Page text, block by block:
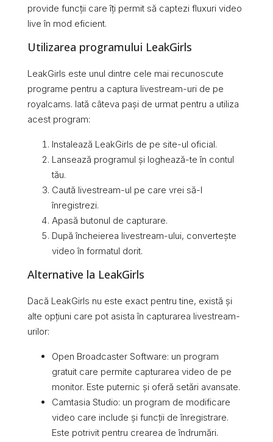
provide funcții care îți permit să captezi fluxuri video
live în mod eficient.
Utilizarea programului LeakGirls
LeakGirls este unul dintre cele mai recunoscute
programe pentru a captura livestream-uri de pe
royalcams. Iată câteva pași de urmat pentru a utiliza
acest program:
Instalează LeakGirls de pe site-ul oficial.
Lansează programul și loghează-te în contul
tău.
Caută livestream-ul pe care vrei să-l
înregistrezi.
Apasă butonul de capturare.
După încheierea livestream-ului, convertește
video în formatul dorit.
Alternative la LeakGirls
Dacă LeakGirls nu este exact pentru tine, există și
alte opțiuni care pot asista în capturarea livestream-
urilor:
Open Broadcaster Software: un program
gratuit care permite capturarea video de pe
monitor. Este puternic și oferă setări avansate.
Camtasia Studio: un program de modificare
video care include și funcții de înregistrare.
Este potrivit pentru crearea de îndrumări.